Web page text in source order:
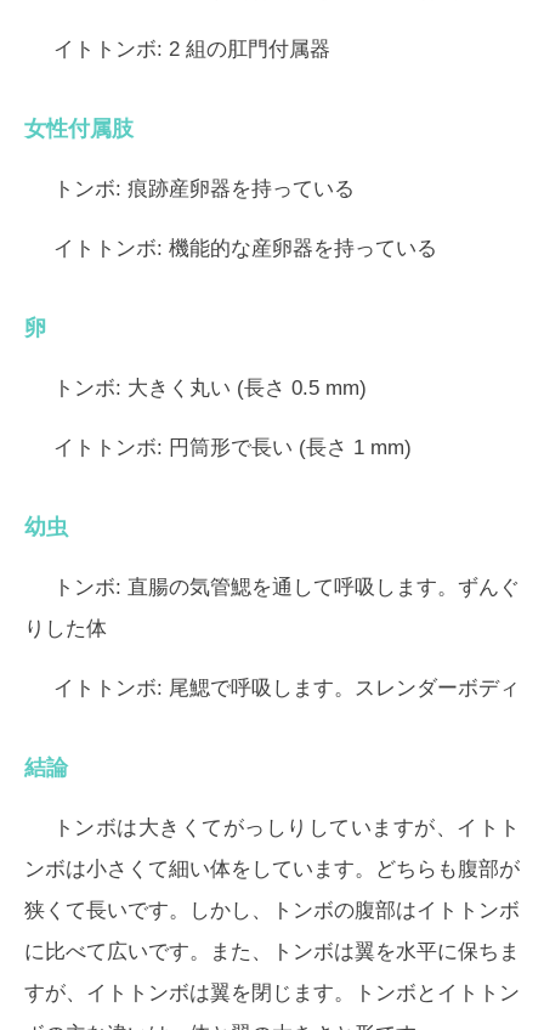
イトトンボ: 2 組の肛門付属器
女性付属肢
トンボ: 痕跡産卵器を持っている
イトトンボ: 機能的な産卵器を持っている
卵
トンボ: 大きく丸い (長さ 0.5 mm)
イトトンボ: 円筒形で長い (長さ 1 mm)
幼虫
トンボ: 直腸の気管鰓を通して呼吸します。ずんぐ
りした体
イトトンボ: 尾鰓で呼吸します。スレンダーボディ
結論
トンボは大きくてがっしりしていますが、イトト
ンボは小さくて細い体をしています。どちらも腹部が
狭くて長いです。しかし、トンボの腹部はイトトンボ
に比べて広いです。また、トンボは翼を水平に保ちま
すが、イトトンボは翼を閉じます。トンボとイトトン